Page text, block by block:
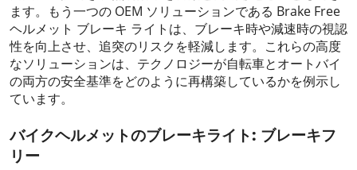
ます。もう一つの OEM ソリューションである Brake Free
ヘルメット ブレーキ ライトは、ブレーキ時や減速時の視認
性を向上させ、追突のリスクを軽減します。これらの高度
なソリューションは、テクノロジーが自転車とオートバイ
の両方の安全基準をどのように再構築しているかを例示し
ています。
バイクヘルメットのブレーキライト: ブレーキフ
リー